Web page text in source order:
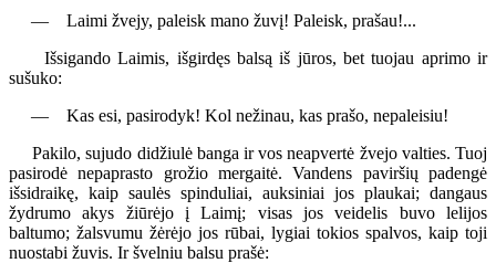
— Laimi žvejy, paleisk mano žuvį! Paleisk, prašau!...
Išsigando Laimis, išgirdęs balsą iš jūros, bet tuojau aprimo ir
sušuko:
— Kas esi, pasirodyk! Kol nežinau, kas prašo, nepaleisiu!
Pakilo, sujudo didžiulė banga ir vos neapvertė žvejo valties. Tuoj
pasirodė nepaprasto grožio mergaitė. Vandens paviršių padengė
išsidraikę, kaip saulės spinduliai, auksiniai jos plaukai; dangaus
žydrumo akys žiūrėjo į Laimį; visas jos veidelis buvo lelijos
baltumo; žalsvumu žėrėjo jos rūbai, lygiai tokios spalvos, kaip toji
nuostabi žuvis. Ir švelniu balsu prašė: